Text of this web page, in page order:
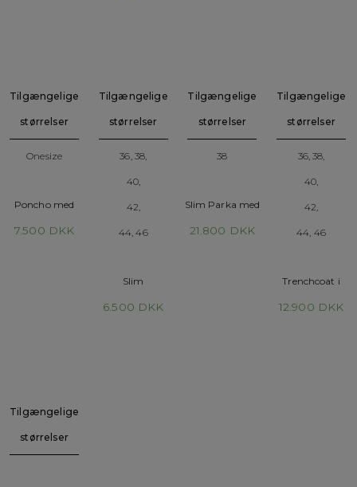
Tilgængelige
størrelser
Onesize
Poncho med
7.500 DKK
Tilgængelige
størrelser
36, 38,
40,
42,
44, 46
Slim
6.500 DKK
Tilgængelige
størrelser
38
Slim Parka med
21.800 DKK
Tilgængelige
størrelser
36, 38,
40,
42,
44, 46
Trenchcoat i
12.900 DKK
Tilgængelige
størrelser